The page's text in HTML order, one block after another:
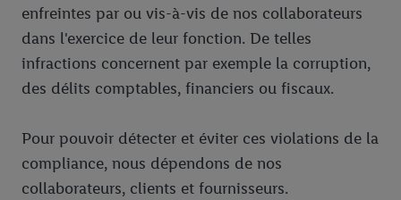
enfreintes par ou vis-à-vis de nos collaborateurs
dans l'exercice de leur fonction. De telles
infractions concernent par exemple la corruption,
des délits comptables, financiers ou fiscaux.
Pour pouvoir détecter et éviter ces violations de la
compliance, nous dépendons de nos
collaborateurs, clients et fournisseurs.